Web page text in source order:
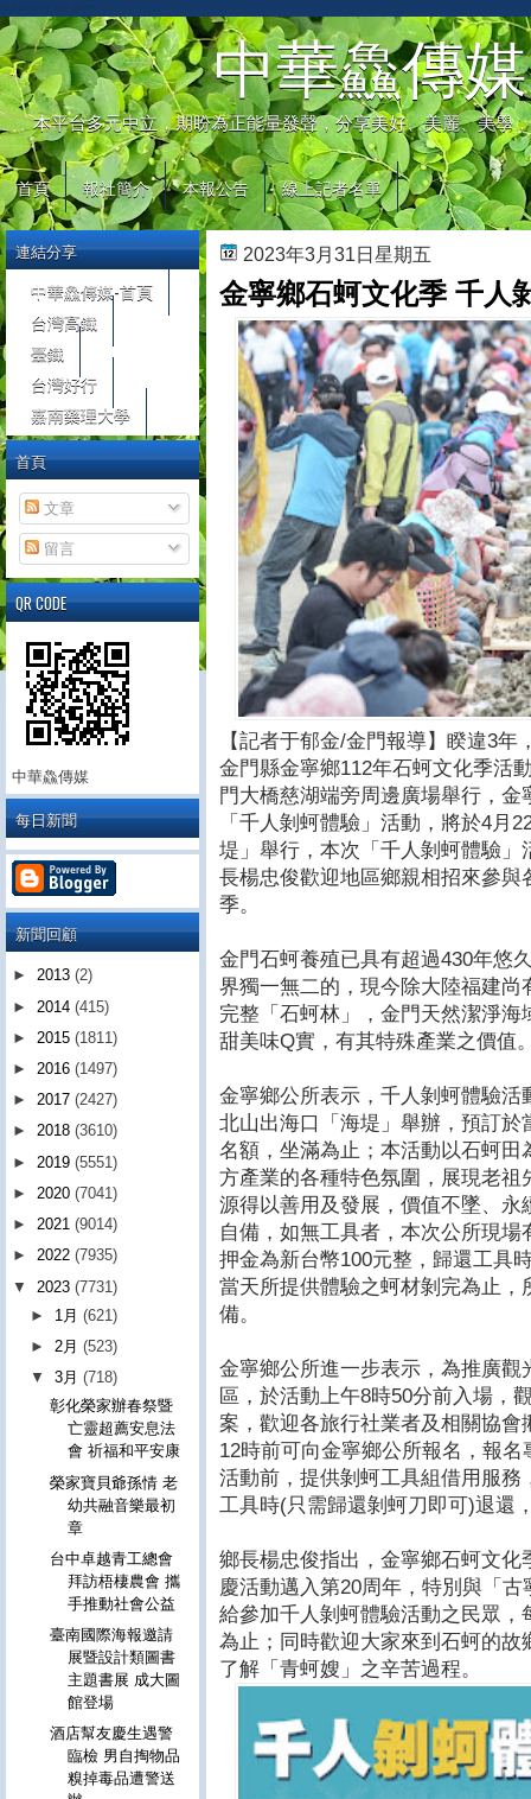
中華鱻傳媒
本平台多元中立，期盼為正能量發聲，分享美好、美麗、美學
首頁 報社簡介 本報公告 線上記者名單
2023年3月31日星期五
金寧鄉石蚵文化季 千人
【記者于郁金/金門報導】睽違3
金門縣金寧鄉112年石蚵文化季活
門大橋慈湖端旁周邊廣場舉行，
「千人剝蚵體驗」活動，將於4月
堤」舉行，本次「千人剝蚵體驗
長楊忠俊歡迎地區鄉親相招來參
季。
金門石蚵養殖已具有超過430年悠
界獨一無二的，現今除大陸福建
完整「石蚵林」，金門天然潔淨
甜美味Q實，有其特殊產業之價值
金寧鄉公所表示，千人剝蚵體驗
北山出海口「海堤」舉辦，預訂於
名額，坐滿為止；本活動以石蚵
方產業的各種特色氛圍，展現老
源得以善用及發展，價值不墜、
自備，如無工具者，本次公所現
押金為新台幣100元整，歸還工具
當天所提供體驗之蚵材剝完為止
備。
金寧鄉公所進一步表示，為推廣
區，於活動上午8時50分前入場，
案，歡迎各旅行社業者及相關協會
12時前可向金寧鄉公所報名，報
活動前，提供剝蚵工具組借用服
工具時(只需歸還剝蚵刀即可)退還
鄉長楊忠俊指出，金寧鄉石蚵文
慶活動邁入第20周年，特別與「
給參加千人剝蚵體驗活動之民眾
為止；同時歡迎大家來到石蚵的
了解「青蚵嫂」之辛苦過程。
連結分享
中華鱻傳媒-首頁
台灣高鐵
臺鐵
台灣好行
嘉南藥理大學
首頁
文章
留言
QR CODE
中華鱻傳媒
每日新聞
新聞回顧
► 2013 (2)
► 2014 (415)
► 2015 (1811)
► 2016 (1497)
► 2017 (2427)
► 2018 (3610)
► 2019 (5551)
► 2020 (7041)
► 2021 (9014)
► 2022 (7935)
▼ 2023 (7731)
► 1月(621)
► 2月(523)
▼3月(718)
彰化榮家辦春祭暨
亡靈超薦安息法
會 祈福和平安康
榮家寶貝爺孫情 老
幼共融音樂最初
章
台中卓越青工總會
拜訪梧棲農會 攜
手推動社會公益
臺南國際海報邀請
展暨設計類圖書
主題書展 成大圖
館登場
酒店幫友慶生遇警
臨檢 男自掏物品
糗掉毒品遭警送